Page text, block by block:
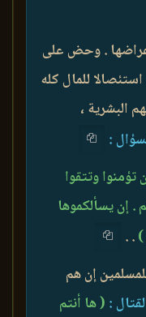
. وحض على
للمال كله
البشرية ،
:
تؤمنوا وتتقوا
. إن يسألكموها
. .
إن هم
: ( ها أنتم